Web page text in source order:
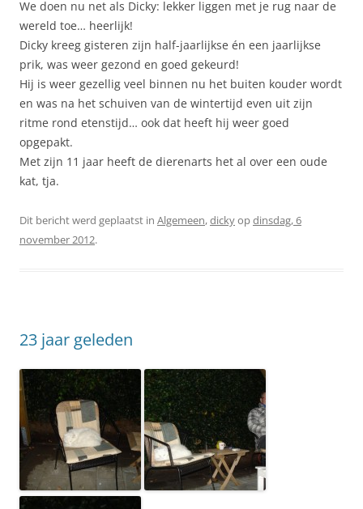
We doen nu net als Dicky: lekker liggen met je rug naar de
wereld toe… heerlijk!
Dicky kreeg gisteren zijn half-jaarlijkse én een jaarlijkse
prik, was weer gezond en goed gekeurd!
Hij is weer gezellig veel binnen nu het buiten kouder wordt
en was na het schuiven van de wintertijd even uit zijn
ritme rond etenstijd… ook dat heeft hij weer goed
opgepakt.
Met zijn 11 jaar heeft de dierenarts het al over een oude
kat, tja.
Dit bericht werd geplaatst in Algemeen,dickyopdinsdag, 6
november 2012.
23 jaar geleden